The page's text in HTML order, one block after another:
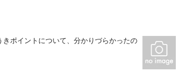
ポイントについて、分かりづらかったの